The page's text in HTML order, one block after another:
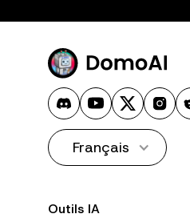
Français
Outils IA